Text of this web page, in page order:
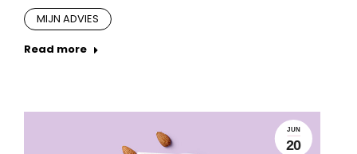
MIJN ADVIES
Read more
JUN
20